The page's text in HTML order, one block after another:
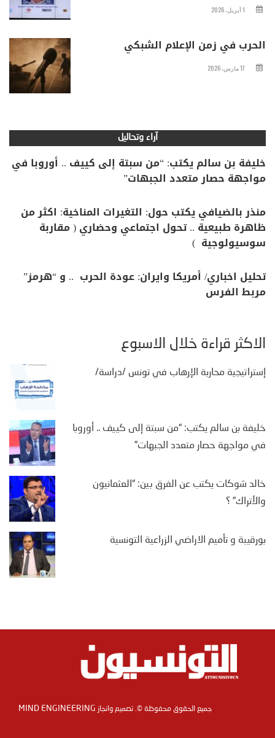
1 أبريل، 2026
الحرب في زمن الإعلام الشبكي
17 مارس، 2026
آراء وتحاليل
خليفة بن سالم يكتب: “من سبتة إلى كييف .. أوروبا في
مواجهة حصار متعدد الجبهات”
منذر بالضيافي يكتب حول: التغيرات المناخية: اكثر من
ظاهرة طبيعية .. تحول اجتماعي وحضاري ( مقاربة
سوسيولوجية )
تحليل اخباري/ أمريكا وايران: عودة الحرب .. و “هرمز”
مربط الفرس
الأكثر قراءة خلال الأسبوع
إستراتيجية محاربة الإرهاب في تونس /دراسة/
خليفة بن سالم يكتب: “من سبتة إلى كييف .. أوروبا
في مواجهة حصار متعدد الجبهات”
خالد شوكات يكتب عن الفرق بين: “العثمانيون
والأتراك” ؟
بورقيبة و تأميم الاراضي الزراعية التونسية
جميع الحقوق محفوظة ©. تصميم وانجاز MIND ENGINEERING